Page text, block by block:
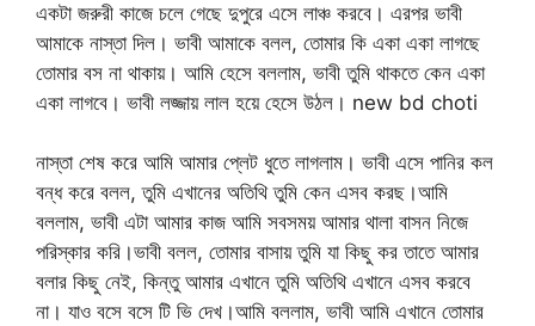
একটা জরুরী কাজে চলে গেছে দুপুরে এসে লাঞ্চ করবে। এরপর ভাবী
আমাকে নাস্তা দিল। ভাবী আমাকে বলল, তোমার কি একা একা লাগছে
তোমার বস না থাকায়। আমি হেসে বললাম, ভাবী তুমি থাকতে কেন একা
একা লাগবে। ভাবী লজ্জায় লাল হয়ে হেসে উঠল। new bd choti
নাস্তা শেষ করে আমি আমার প্লেট ধুতে লাগলাম। ভাবী এসে পানির কল
বন্ধ করে বলল, তুমি এখানের অতিথি তুমি কেন এসব করছ।আমি
বললাম, ভাবী এটা আমার কাজ আমি সবসময় আমার থালা বাসন নিজে
পরিস্কার করি।ভাবী বলল, তোমার বাসায় তুমি যা কিছু কর তাতে আমার
বলার কিছু নেই, কিন্তু আমার এখানে তুমি অতিথি এখানে এসব করবে
না। যাও বসে বসে টি ভি দেখ।আমি বললাম, ভাবী আমি এখানে তোমার